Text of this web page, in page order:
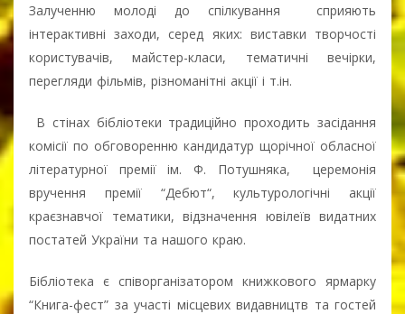
Залученню молоді до спілкування сприяють
інтерактивні заходи, серед яких: виставки творчості
користувачів, майстер-класи, тематичні вечірки,
перегляди фільмів, різноманітні акції і т.ін.
В стінах бібліотеки традиційно проходить засідання
комісії по обговоренню кандидатур щорічної обласної
літературної премії ім. Ф. Потушняка, церемонія
вручення премії “Дебют“, культурологічні акції
краєзнавчої тематики, відзначення ювілеїв видатних
постатей України та нашого краю.
Бібліотека є співорганізатором книжкового ярмарку
“Книга-фест” за участі місцевих видавництв та гостей